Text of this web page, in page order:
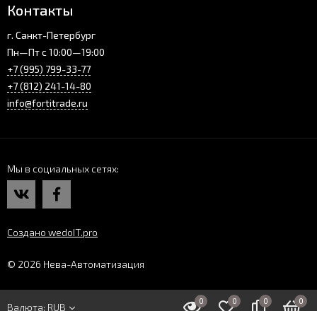
Контакты
г. Санкт-Петербург
Пн—Пт с 10:00—19:00
+7 (995) 799-33-77
+7 (812) 241-14-80
info@fortitrade.ru
Мы в социальных сетях
Создано wedoIT.pro
© 2026 Нева-Автоматизация
0 0 0 0
Валюта: RUB